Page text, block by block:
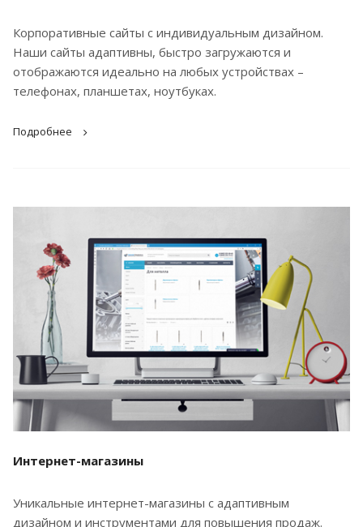
Корпоративные сайты с индивидуальным дизайном.
Наши сайты адаптивны, быстро загружаются и
отображаются идеально на любых устройствах –
телефонах, планшетах, ноутбуках.
Подробнее
Интернет-магазины
Уникальные интернет-магазины с адаптивным
дизайном и инструментами для повышения продаж.